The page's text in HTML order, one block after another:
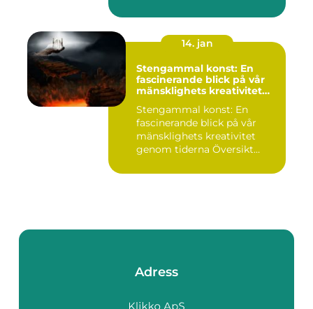
14. jan
Stengammal konst: En
fascinerande blick på vår
mänsklighets kreativitet
Stengammal konst: En
fascinerande blick på vår
mänsklighets kreativitet
genom tiderna Översikt
Adress